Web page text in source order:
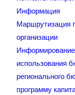
Информация
Маршрутизация
организации
Информирование
использования
регионального
программу